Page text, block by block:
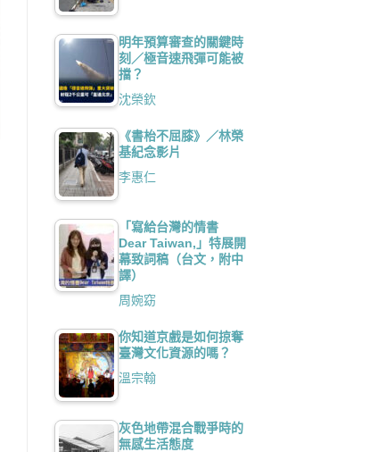
明年預算審查的關鍵時
刻／極音速飛彈可能被
擋？
沈榮欽
《書枱不屈膝》／林榮
基紀念影片
李惠仁
「寫給台灣的情書
Dear Taiwan,」特展開
幕致詞稿（台文，附中
譯）
周婉窈
你知道京戲是如何掠奪
臺灣文化資源的嗎？
溫宗翰
灰色地帶混合戰爭時的
無感生活態度